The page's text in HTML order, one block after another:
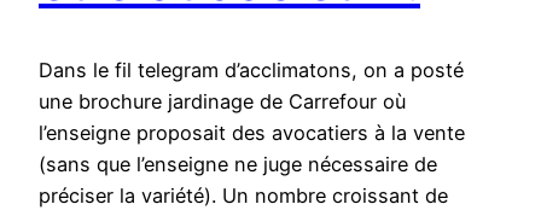
Dans le fil telegram d’acclimatons, on a posté
une brochure jardinage de Carrefour où
l’enseigne proposait des avocatiers à la vente
(sans que l’enseigne ne juge nécessaire de
préciser la variété). Un nombre croissant de